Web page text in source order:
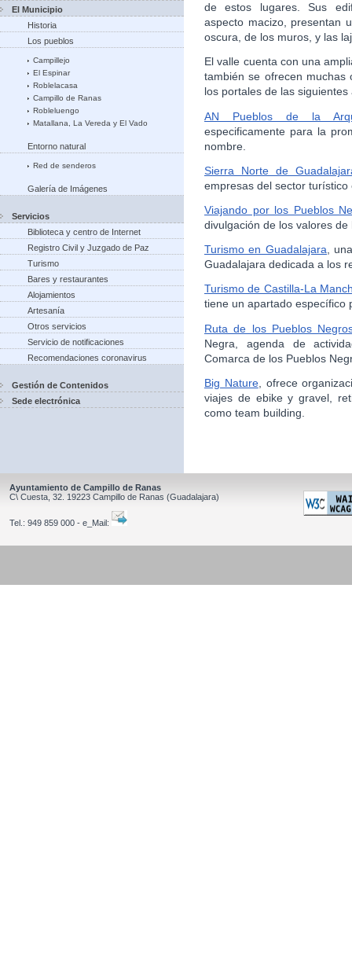
El Municipio
Historia
Los pueblos
Campillejo
El Espinar
Roblelacasa
Campillo de Ranas
Robleluengo
Matallana, La Vereda y El Vado
Entorno natural
Red de senderos
Galería de Imágenes
Servicios
Biblioteca y centro de Internet
Registro Civil y Juzgado de Paz
Turismo
Bares y restaurantes
Alojamientos
Artesanía
Otros servicios
Servicio de notificaciones
Recomendaciones coronavirus
Gestión de Contenidos
Sede electrónica
de estos lugares. Sus
aspecto macizo, presentan
oscura, de los muros, y las
El valle cuenta con una
también se ofrecen muchas
los portales de las
AN Pueblos de la
especificamente para la
nombre.
Sierra Norte de
empresas del sector
Viajando por los Pueblos
divulgación de los valores de
Turismo en Guadalajara,
Guadalajara dedicada a los
Turismo de Castilla-La
tiene un apartado específico
Ruta de los Pueblos
Negra, agenda de
Comarca de los Pueblos
Big Nature, ofrece
viajes de ebike y gravel,
como team building.
Ayuntamiento de Campillo de Ranas
C\ Cuesta, 32. 19223 Campillo de Ranas (Guadalajara)
Tel.: 949 859 000 - e_Mail: